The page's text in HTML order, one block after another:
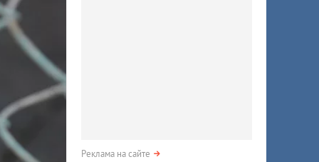
Реклама на сайте